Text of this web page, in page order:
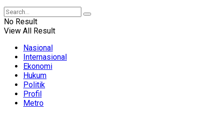
No Result
View All Result
Nasional
Internasional
Ekonomi
Hukum
Politik
Profil
Metro